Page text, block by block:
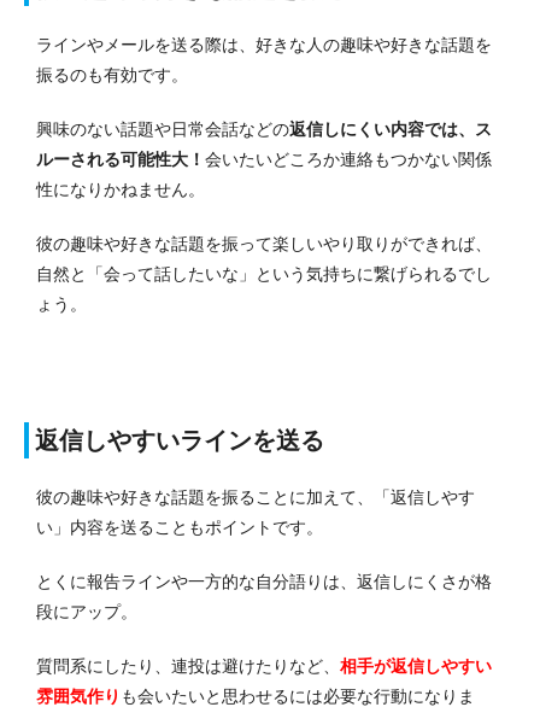
ラインやメールを送る際は、好きな人の趣味や好きな話題を
振るのも有効です。
興味のない話題や日常会話などの返信しにくい内容では、ス
ルーされる可能性大！ 会いたいどころか連絡もつかない関係
性になりかねません。
彼の趣味や好きな話題を振って楽しいやり取りができれば、
自然と「会って話したいな」という気持ちに繋げられるでし
ょう。
返信しやすいラインを送る
彼の趣味や好きな話題を振ることに加えて、「返信しやす
い」内容を送ることもポイントです。
とくに報告ラインや一方的な自分語りは、返信しにくさが格
段にアップ。
質問系にしたり、連投は避けたりなど、 相手が返信しやすい
雰囲気作り も会いたいと思わせるには必要な行動になりま